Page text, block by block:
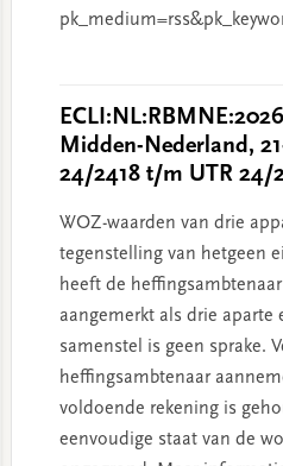
Midden-Nederland,
24/2418 t/m UTR 24/
WOZ-waarden van drie
tegenstelling van hetgeen
heeft de
aangemerkt als drie aparte
samenstel is geen sprake.
heffingsambtenaar
voldoende rekening is
eenvoudige staat van de